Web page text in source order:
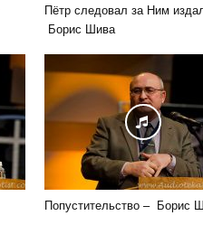
Пётр следовал за Ним
Борис Шива
Попустительство – Борис